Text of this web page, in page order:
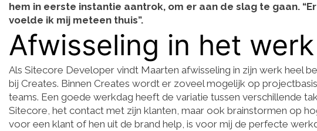
hem in eerste instantie aantrok, om er aan de slag te gaan.
voelde ik mij meteen thuis”.
Afwisseling in het werk
Als Sitecore Developer vindt Maarten afwisseling in zijn werk heel
bij Creates. Binnen Creates wordt er zoveel mogelijk op
teams. Een goede werkdag heeft de variatie tussen verschillende
Sitecore, het contact met zijn klanten, maar ook brainstormen op
voor een klant of hen uit de brand help, is voor mij de perfecte